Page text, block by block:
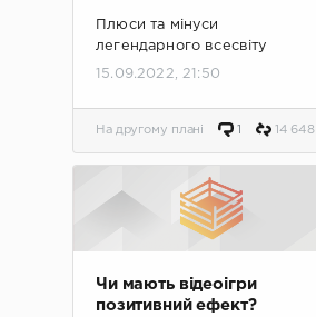
Плюси та мінуси
легендарного всесвіту
15.09.2022, 21:50
На другому плані 1 14 648
Чи мають відеоігри
позитивний ефект?